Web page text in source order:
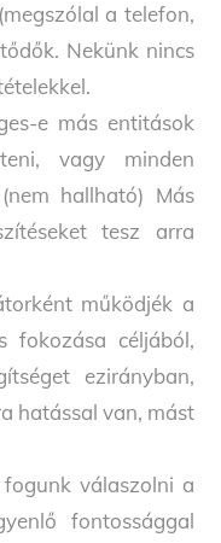
a telefon,
Nekünk nincs
e más entitások
vagy minden
hallható) Más
tesz arra
működjék a
fokozása céljából,
ezirányban,
hatással van, mást
válaszolni a
fontossággal